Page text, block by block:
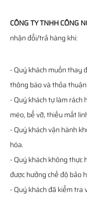
CÔNG TY TNHH CÔNG
nhận đổi/trả hàng khi:
- Quý khách muốn thay
thông báo và thỏa
- Quý khách tự làm rách
méo, bể vỡ, thiếu mất
- Quý khách vận hành
hóa.
- Quý khách không thực
được hưởng chế độ bảo
- Quý khách đã kiểm